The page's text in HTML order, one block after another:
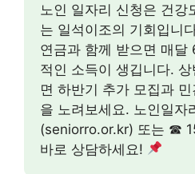
노인 일자리 신청은 건강
는 일석이조의 기회입니
연금과 함께 받으면 매달
적인 소득이 생깁니다.
면 하반기 추가 모집과
을 노려보세요. 노인일자
(seniorro.or.kr) 또는 ☎
바로 상담하세요!